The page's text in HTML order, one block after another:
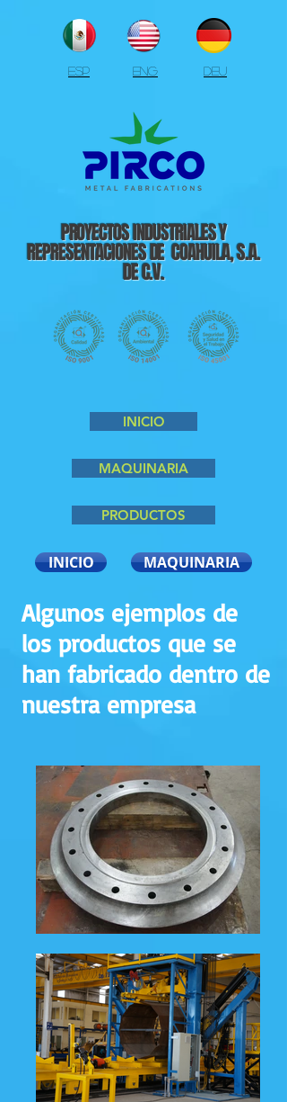
ESP ENG DEU
PROYECTOS INDUSTRIALES Y
REPRESENTACIONES DE COAHUILA, S.A.
DE C.V.
INICIO
MAQUINARIA
PRODUCTOS
INICIO MAQUINARIA
Algunos ejemplos de
los productos que se
han fabricado dentro de
nuestra empresa